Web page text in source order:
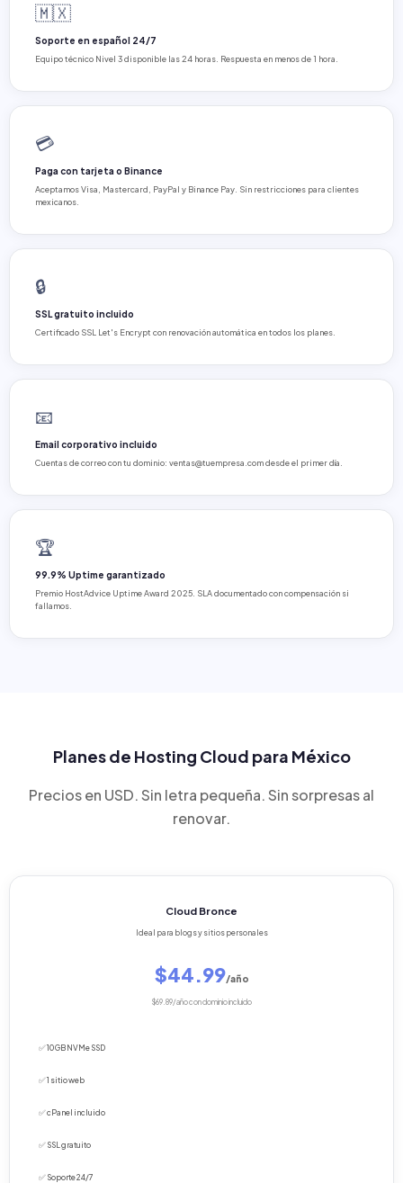
🇲🇽
Soporte en español 24/7
Equipo técnico Nivel 3 disponible las 24 horas. Respuesta en menos de 1 hora.
💳
Paga con tarjeta o Binance
Aceptamos Visa, Mastercard, PayPal y Binance Pay. Sin restricciones para clientes
mexicanos.
🔒
SSL gratuito incluido
Certificado SSL Let's Encrypt con renovación automática en todos los planes.
📧
Email corporativo incluido
Cuentas de correo con tu dominio: ventas@tuempresa.com desde el primer día.
🏆
99.9% Uptime garantizado
Premio HostAdvice Uptime Award 2025. SLA documentado con compensación si
fallamos.
Planes de Hosting Cloud para México
Precios en USD. Sin letra pequeña. Sin sorpresas al
renovar.
Cloud Bronce
Ideal para blogs y sitios personales
$44.99/año
$69.89/año con dominio incluido
✅ 10 GB NVMe SSD
✅ 1 sitio web
✅ cPanel incluido
✅ SSL gratuito
✅ Soporte 24/7